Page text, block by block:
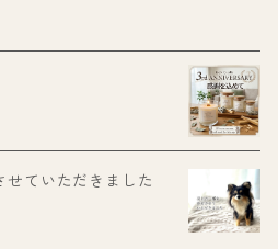
ていただきました